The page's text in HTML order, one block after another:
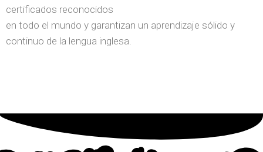
certificados reconocidos
en todo el mundo y garantizan un aprendizaje sólido y
continuo de la lengua inglesa.